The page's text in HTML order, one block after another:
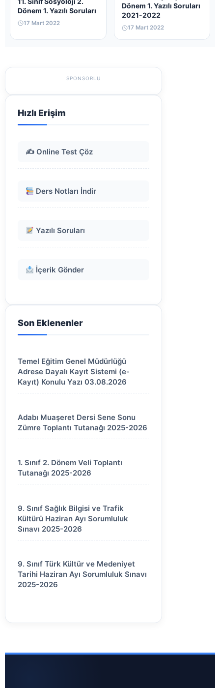
Dönem 1. Yazılı Soruları
17 Mart 2022
Dönem 1. Yazılı Soruları
2021-2022
17 Mart 2022
SPONSORLU
Hızlı Erişim
✍️ Online Test Çöz
Ders Notları İndir
Yazılı Soruları
İçerik Gönder
Son Eklenenler
Temel Eğitim Genel Müdürlüğü
Adrese Dayalı Kayıt Sistemi (e-
Kayıt) Konulu Yazı 03.08.2026
Adabı Muaşeret Dersi Sene Sonu
Zümre Toplantı Tutanağı 2025-2026
1. Sınıf 2. Dönem Veli Toplantı
Tutanağı 2025-2026
9. Sınıf Sağlık Bilgisi ve Trafik
Kültürü Haziran Ayı Sorumluluk
Sınavı 2025-2026
9. Sınıf Türk Kültür ve Medeniyet
Tarihi Haziran Ayı Sorumluluk Sınavı
2025-2026